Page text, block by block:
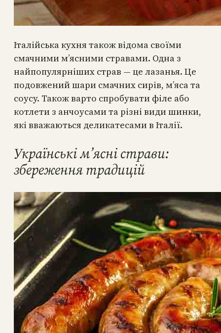
Італійська кухня також відома своїми
смачними м’ясними стравами. Одна з
найпопулярніших страв — це лазанья. Це
подовжений шари смачних сирів, м’яса та
соусу. Також варто спробувати філе або
котлети з анчоусами та різні види шинки,
які вважаються деликатесами в Італії.
Українські м’ясні страви:
збереження традицій